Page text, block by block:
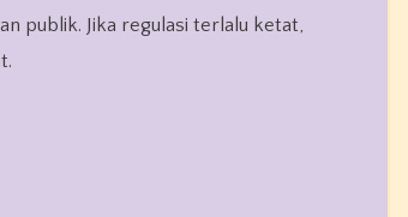
publik. Jika regulasi terlalu ketat,